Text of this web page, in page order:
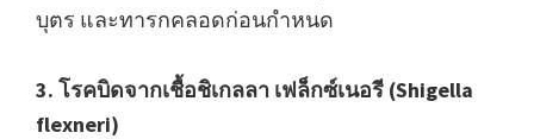
บุตร และทารกคลอดก่อนกำหนด
3. โรคบิดจากเชื้อชิเกลลา เฟล็กซ์เนอรี (Shigella
flexneri)